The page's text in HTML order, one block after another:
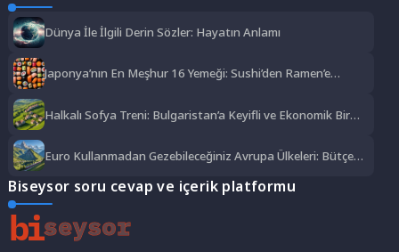
Dünya İle İlgili Derin Sözler: Hayatın Anlamı
Japonya’nın En Meşhur 16 Yemeği: Sushi’den Ramen’e
Halkalı Sofya Treni: Bulgaristan’a Keyifli ve Ekonomik Bir
Euro Kullanmadan Gezebileceğiniz Avrupa Ülkeleri: Bütçe
Biseysor soru cevap ve içerik platformu